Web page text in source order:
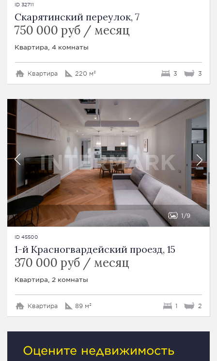
ID 32711
Скарятинский переулок, 7
750 000 руб / месяц
Квартира, 4 комнаты
Квартира 220 м² 3 3
1 9
ID 45500
1-й Красногвардейский проезд, 15
370 000 руб / месяц
Квартира, 2 комнаты
Квартира 89 м² 1 2
Оцените недвижимость